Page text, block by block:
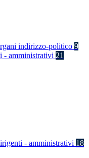
indirizzo-politico 9
- amministrativi 21
- amministrativi 18